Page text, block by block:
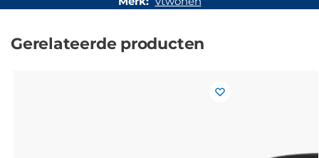
Gerelateerde producten